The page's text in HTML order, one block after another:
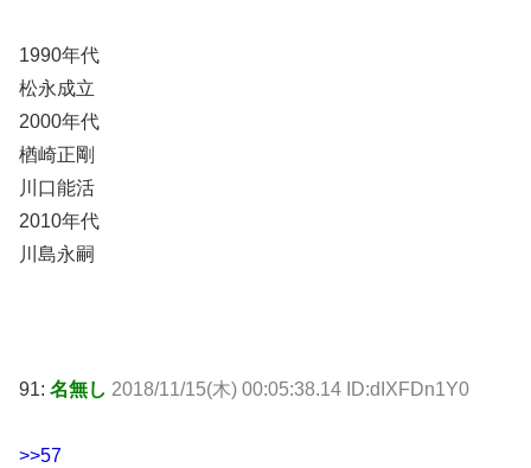
1990年代
松永成立
2000年代
楢崎正剛
川口能活
2010年代
川島永嗣
91: 名無し 2018/11/15(木) 00:05:38.14 ID:dIXFDn1Y0
>>57